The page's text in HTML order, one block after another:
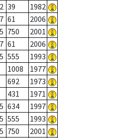
39
1982
61
2006
750
2001
61
2006
555
1993
1008
1977
692
1973
431
1971
634
1997
555
1993
750
2001